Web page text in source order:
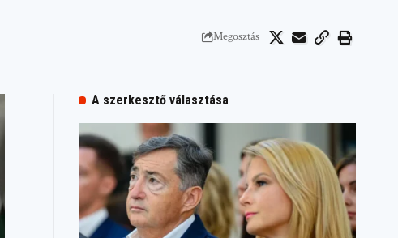
Megosztás
A szerkesztő választása